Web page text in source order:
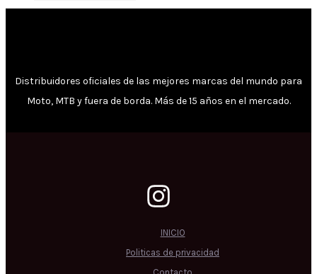
Distribuidores oficiales de las mejores marcas del mundo para
Moto, MTB y fuera de borda. Más de 15 años en el mercado.
INICIO
Politicas de privacidad